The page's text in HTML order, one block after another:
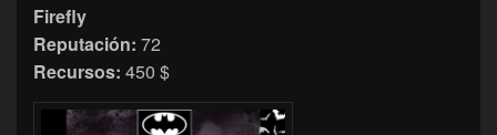
Firefly
Reputación: 72
Recursos: 450 $